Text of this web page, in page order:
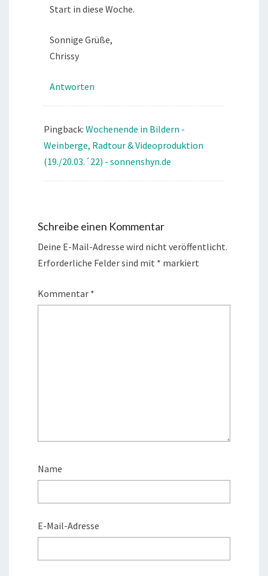
Start in diese Woche.
Sonnige Grüße,
Chrissy
Antworten
Pingback: Wochenende in Bildern -
Weinberge, Radtour & Videoproduktion
(19./20.03.´22) - sonnenshyn.de
Schreibe einen Kommentar
Deine E-Mail-Adresse wird nicht veröffentlicht.
Erforderliche Felder sind mit * markiert
Kommentar *
Name
E-Mail-Adresse